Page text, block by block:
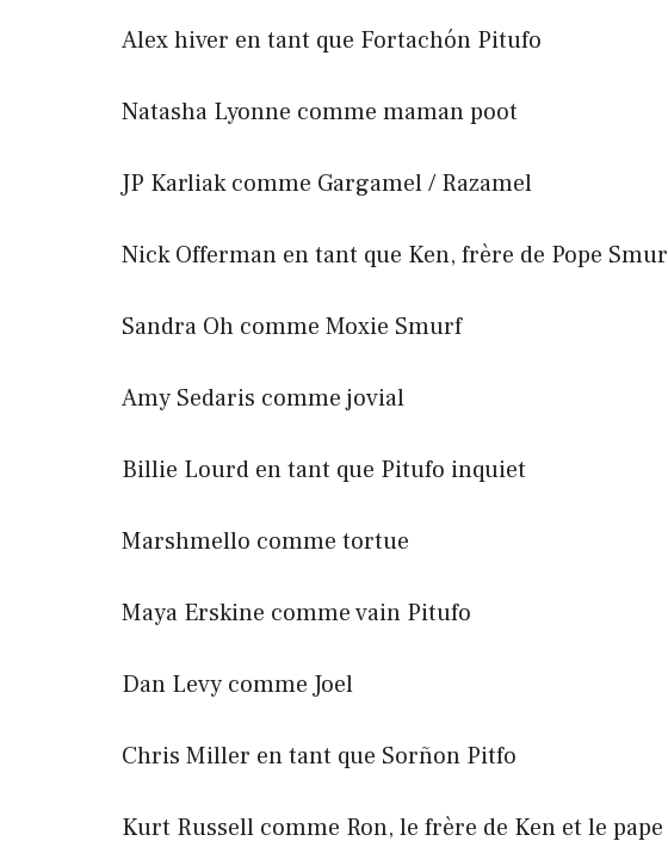
Alex hiver en tant que Fortachón Pitufo
Natasha Lyonne comme maman poot
JP Karliak comme Gargamel / Razamel
Nick Offerman en tant que Ken, frère de Pope Smur
Sandra Oh comme Moxie Smurf
Amy Sedaris comme jovial
Billie Lourd en tant que Pitufo inquiet
Marshmello comme tortue
Maya Erskine comme vain Pitufo
Dan Levy comme Joel
Chris Miller en tant que Sorñon Pitfo
Kurt Russell comme Ron, le frère de Ken et le pape